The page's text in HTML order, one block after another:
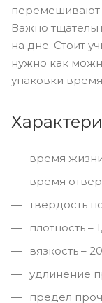
перемешивают
Важно
на дне. Стоит
нужно как
упаковки
время
время
твердость
плотность –
вязкость –
удлинение
предел